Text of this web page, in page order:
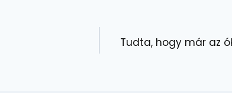
Tudta, hogy már az